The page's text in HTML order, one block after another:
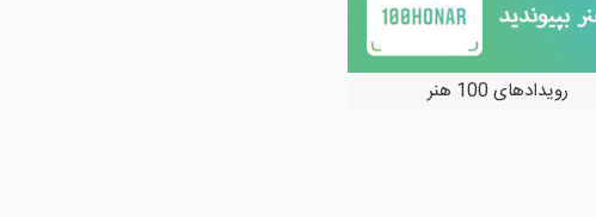
رویدادهای 100 هنر